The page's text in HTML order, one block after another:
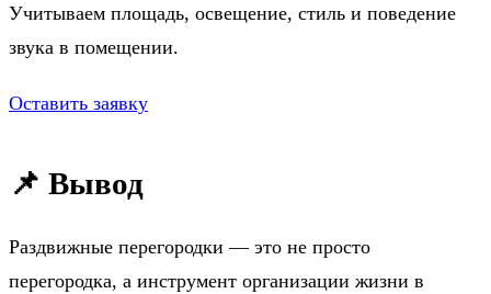
Учитываем площадь, освещение, стиль и поведение
звука в помещении.
Оставить заявку
📌 Вывод
Раздвижные перегородки — это не просто
перегородка, а инструмент организации жизни в